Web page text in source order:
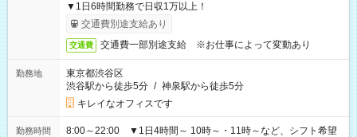
▼1日6時間勤務で日収1万以上！
交通費別途支給あり
交通費 交通費一部別途支給 ※お仕事によって変動あり
勤務地
東京都渋谷区
渋谷駅から徒歩5分 / 神泉駅から徒歩5分
キレイなオフィスです
勤務時間
8:00～22:00 ▼1日4時間～ 10時～・11時～など、シフト希望